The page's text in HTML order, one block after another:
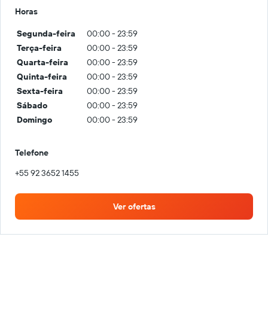
Horas
Segunda-feira
00:00 - 23:59
Terça-feira
00:00 - 23:59
Quarta-feira
00:00 - 23:59
Quinta-feira
00:00 - 23:59
Sexta-feira
00:00 - 23:59
Sábado
00:00 - 23:59
Domingo
00:00 - 23:59
Telefone
+55 92 3652 1455
Ver ofertas